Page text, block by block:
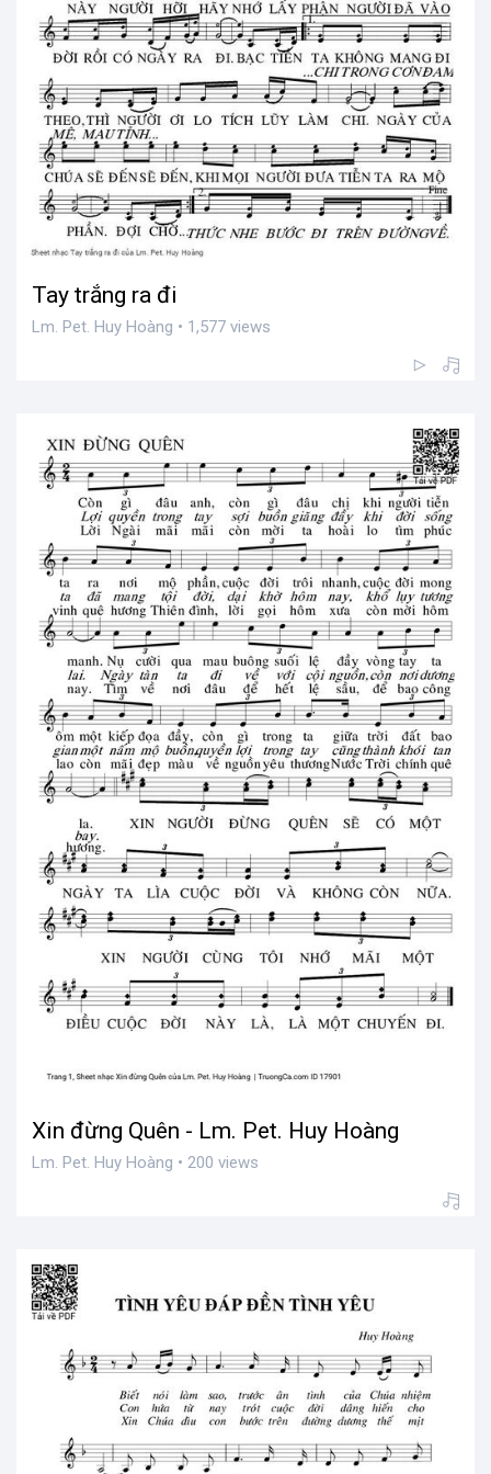
Tay trắng ra đi
Lm. Pet. Huy Hoàng • 1,577 views
Xin đừng Quên - Lm. Pet. Huy Hoàng
Lm. Pet. Huy Hoàng • 200 views